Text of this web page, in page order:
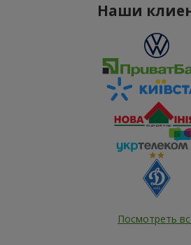
Наши
Посмотреть